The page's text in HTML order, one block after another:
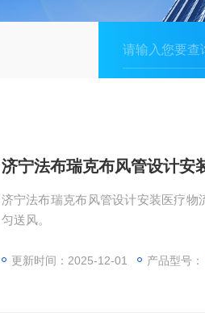
济宁法布瑞克布风管设计安
济宁法布瑞克布风管设计安装医疗
匀送风。
更新时间：2025-12-01 产品型号：